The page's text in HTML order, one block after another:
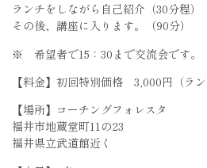
ランチをしながら自己紹介（30分程）
その後、講座に入ります。（90分）
※ 希望者で15：30まで交流会です。
【料金】初回特別価格 3,000円（ラン
【場所】コーチングフォレスタ
福井市地蔵堂町11の23
福井県立武道館近く